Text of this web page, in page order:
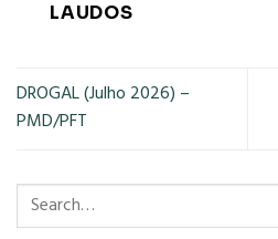
LAUDOS
DROGAL (Julho 2026) –
PMD/PFT